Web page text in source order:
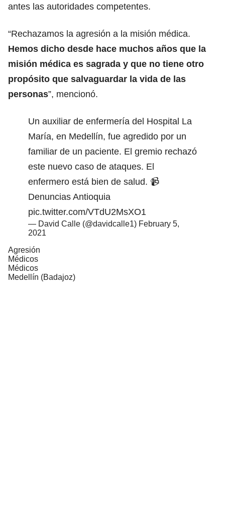
antes las autoridades competentes.
“Rechazamos la agresión a la misión médica.
Hemos dicho desde hace muchos años que la
misión médica es sagrada y que no tiene otro
propósito que salvaguardar la vida de las
personas”, mencionó.
Un auxiliar de enfermería del Hospital La
María, en Medellín, fue agredido por un
familiar de un paciente. El gremio rechazó
este nuevo caso de ataques. El
enfermero está bien de salud. 📹
Denuncias Antioquia
pic.twitter.com/VTdU2MsXO1
— David Calle (@davidcalle1) February 5,
2021
Agresión
Médicos
Médicos
Medellín (Badajoz)